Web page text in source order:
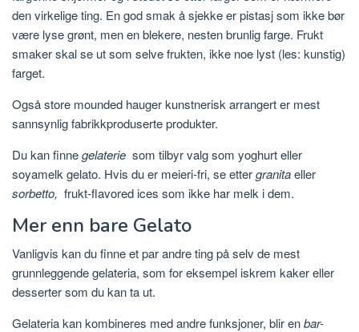
den virkelige ting. En god smak å sjekke er pistasj som ikke bør
være lyse grønt, men en blekere, nesten brunlig farge. Frukt
smaker skal se ut som selve frukten, ikke noe lyst (les: kunstig)
farget.
Også store mounded hauger kunstnerisk arrangert er mest
sannsynlig fabrikkproduserte produkter.
Du kan finnegelaterie som tilbyr valg som yoghurt eller
soyamelk gelato. Hvis du er meieri-fri, se ettergranitaeller
sorbetto, frukt-flavored ices som ikke har melk i dem.
Mer enn bare Gelato
Vanligvis kan du finne et par andre ting på selv de mest
grunnleggende gelateria, som for eksempel iskrem kaker eller
desserter som du kan ta ut.
Gelateria kan kombineres med andre funksjoner, blir enbar-